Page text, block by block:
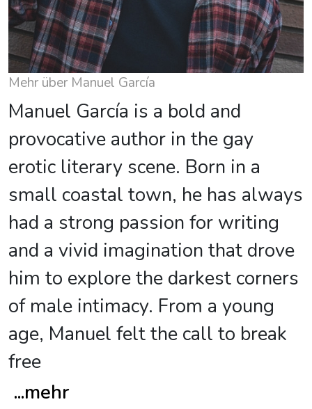
Mehr über Manuel García
Manuel García is a bold and
provocative author in the gay
erotic literary scene. Born in a
small coastal town, he has always
had a strong passion for writing
and a vivid imagination that drove
him to explore the darkest corners
of male intimacy. From a young
age, Manuel felt the call to break
free
...mehr